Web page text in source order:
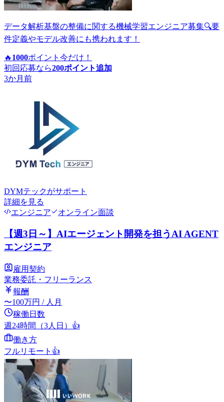
データ解析基盤の整備に関する機械学習エンジニア募集🔍要
件定義やモデル改善にも携われます！
🔥 1000ポイント 今だけ！
初回応募なら200ポイント追加
3か月前
DYMテックがサポート
詳細を見る
エンジニア
オンライン面談
【週3日～】AIエージェント開発を担うAI AGENT
エンジニア
雇用契約
業務委託・フリーランス
報酬
〜100万円 / 人月
稼働日数
週24時間（3人日） 👍
働き方
フルリモート 👍